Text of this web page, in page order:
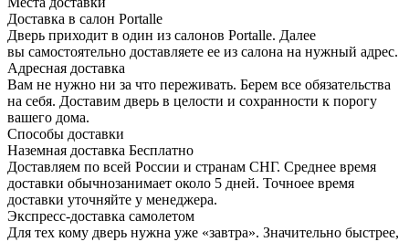
Доставка в салон Portalle
Дверь приходит в один из салонов Portalle. Далее
вы самостоятельно доставляете ее из салона на нужный адрес.
Адресная доставка
Вам не нужно ни за что переживать. Берем все обязательства
на себя. Доставим дверь в целости и сохранности к порогу
вашего дома.
Способы доставки
Наземная доставка Бесплатно
Доставляем по всей России и странам СНГ. Среднее время
доставки обычнозанимает около 5 дней. Точноее время
доставки уточняйте у менеджера.
Экспресс-доставка самолетом
Для тех кому дверь нужна уже «завтра». Значительно быстрее,